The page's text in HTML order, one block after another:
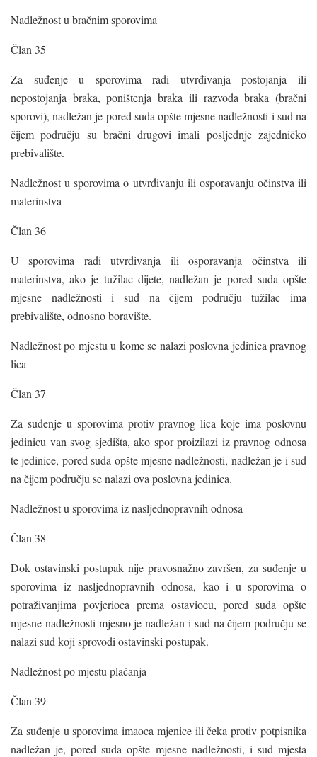
Nadležnost u bračnim sporovima
Član 35
Za suđenje u sporovima radi utvrđivanja postojanja ili
nepostojanja braka, poništenja braka ili razvoda braka (bračni
sporovi), nadležan je pored suda opšte mjesne nadležnosti i sud na
čijem području su bračni drugovi imali posljednje zajedničko
prebivalište.
Nadležnost u sporovima o utvrđivanju ili osporavanju očinstva ili
materinstva
Član 36
U sporovima radi utvrđivanja ili osporavanja očinstva ili
materinstva, ako je tužilac dijete, nadležan je pored suda opšte
mjesne nadležnosti i sud na čijem području tužilac ima
prebivalište, odnosno boravište.
Nadležnost po mjestu u kome se nalazi poslovna jedinica pravnog
lica
Član 37
Za suđenje u sporovima protiv pravnog lica koje ima poslovnu
jedinicu van svog sjedišta, ako spor proizilazi iz pravnog odnosa
te jedinice, pored suda opšte mjesne nadležnosti, nadležan je i sud
na čijem području se nalazi ova poslovna jedinica.
Nadležnost u sporovima iz nasljednopravnih odnosa
Član 38
Dok ostavinski postupak nije pravosnažno završen, za suđenje u
sporovima iz nasljednopravnih odnosa, kao i u sporovima o
potraživanjima povjerioca prema ostaviocu, pored suda opšte
mjesne nadležnosti mjesno je nadležan i sud na čijem području se
nalazi sud koji sprovodi ostavinski postupak.
Nadležnost po mjestu plaćanja
Član 39
Za suđenje u sporovima imaoca mjenice ili čeka protiv potpisnika
nadležan je, pored suda opšte mjesne nadležnosti, i sud mjesta